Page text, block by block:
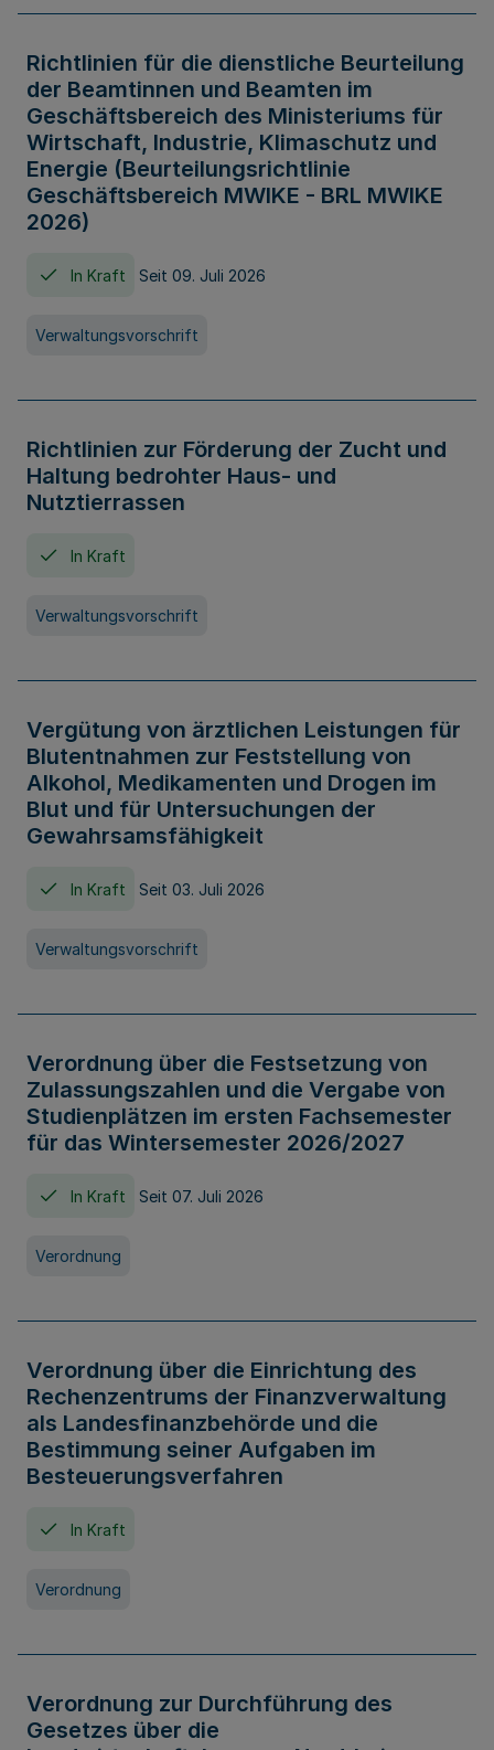
Richtlinien für die dienstliche Beurteilung
der Beamtinnen und Beamten im
Geschäftsbereich des Ministeriums für
Wirtschaft, Industrie, Klimaschutz und
Energie (Beurteilungsrichtlinie
Geschäftsbereich MWIKE - BRL MWIKE
2026)
In Kraft Seit 09. Juli 2026
Verwaltungsvorschrift
Richtlinien zur Förderung der Zucht und
Haltung bedrohter Haus- und
Nutztierrassen
In Kraft
Verwaltungsvorschrift
Vergütung von ärztlichen Leistungen für
Blutentnahmen zur Feststellung von
Alkohol, Medikamenten und Drogen im
Blut und für Untersuchungen der
Gewahrsamsfähigkeit
In Kraft Seit 03. Juli 2026
Verwaltungsvorschrift
Verordnung über die Festsetzung von
Zulassungszahlen und die Vergabe von
Studienplätzen im ersten Fachsemester
für das Wintersemester 2026/2027
In Kraft Seit 07. Juli 2026
Verordnung
Verordnung über die Einrichtung des
Rechenzentrums der Finanzverwaltung
als Landesfinanzbehörde und die
Bestimmung seiner Aufgaben im
Besteuerungsverfahren
In Kraft
Verordnung
Verordnung zur Durchführung des
Gesetzes über die